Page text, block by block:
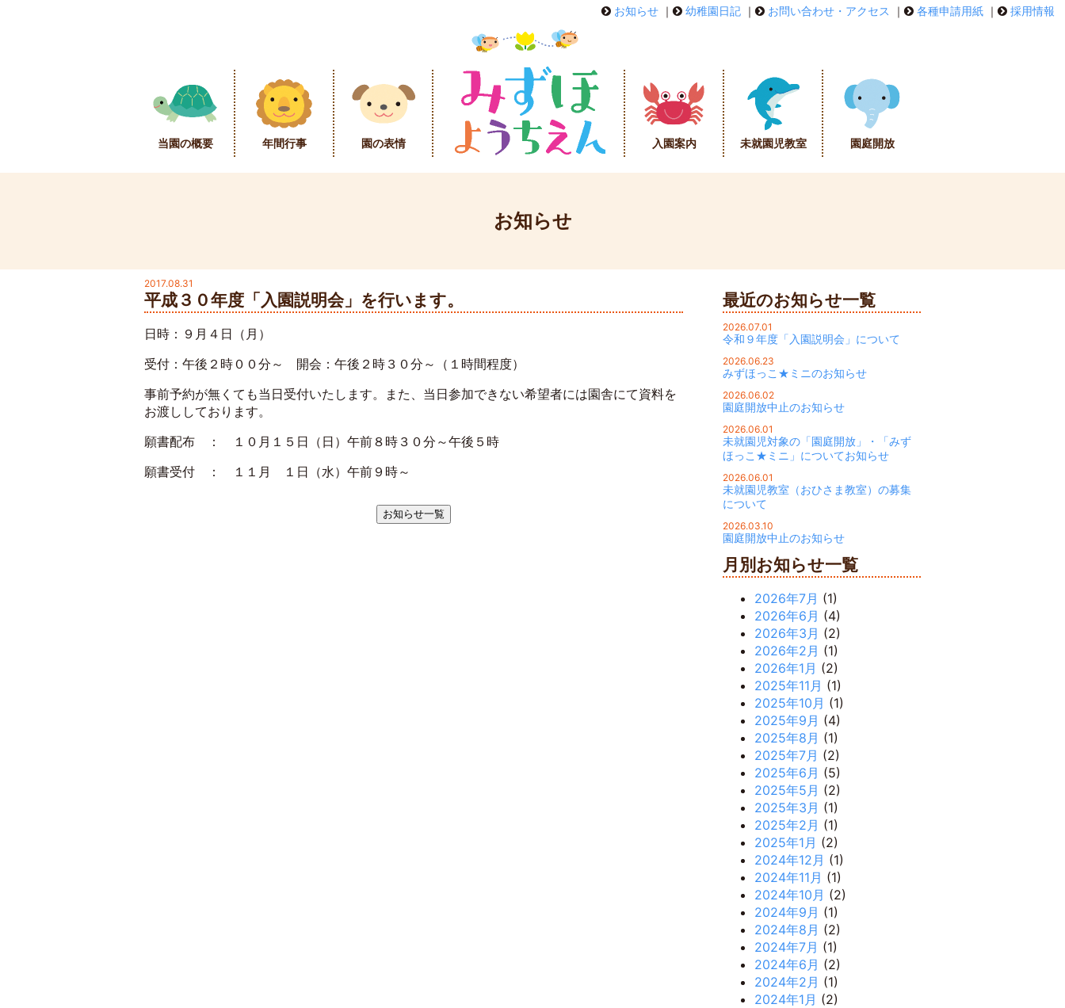
お知らせ｜ 幼稚園日記｜ お問い合わせ・アクセス ｜ 各種申請用紙｜ 採用情報
当園の概要 年間行事 園の表情 入園案内 未就園児教室 園庭開放
お知らせ
2017.08.31
平成３０年度「入園説明会」を行います。
日時：９月４日（月）
受付：午後２時００分～ 開会：午後２時３０分～（１時間程度）
事前予約が無くても当日受付いたします。また、当日参加できない希望者には園舎にて資料を
お渡ししております。
願書配布 ： １０月１５日（日）午前８時３０分～午後５時
願書受付 ： １１月 １日（水）午前９時～
最近のお知らせ一覧
2026.07.01
令和９年度「入園説明会」について
2026.06.23
みずほっこ★ミニのお知らせ
2026.06.02
園庭開放中止のお知らせ
2026.06.01
未就園児対象の「園庭開放」・「みず
ほっこ★ミニ」についてお知らせ
2026.06.01
未就園児教室（おひさま教室）の募集
について
2026.03.10
園庭開放中止のお知らせ
月別お知らせ一覧
2026年7月 (1)
2026年6月 (4)
2026年3月 (2)
2026年2月 (1)
2026年1月 (2)
2025年11月 (1)
2025年10月 (1)
2025年9月 (4)
2025年8月 (1)
2025年7月 (2)
2025年6月 (5)
2025年5月 (2)
2025年3月 (1)
2025年2月 (1)
2025年1月 (2)
2024年12月 (1)
2024年11月 (1)
2024年10月 (2)
2024年9月 (1)
2024年8月 (2)
2024年7月 (1)
2024年6月 (2)
2024年2月 (1)
2024年1月 (2)